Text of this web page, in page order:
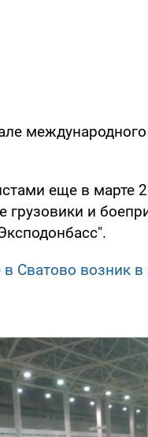
еще в марте
грузовики и
Сватово возник в